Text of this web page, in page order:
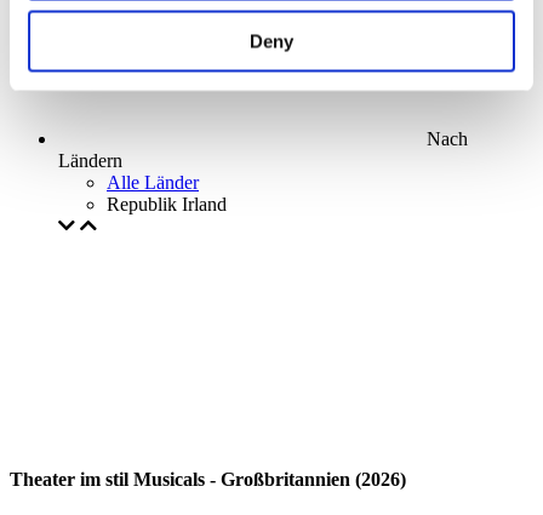
Deny
Nach
Ländern
Alle Länder
Republik Irland
Theater im stil Musicals - Großbritannien (2026)